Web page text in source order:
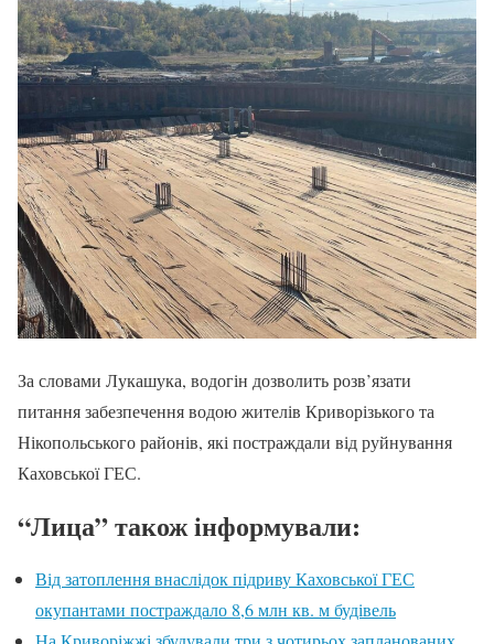
За словами Лукашука, водогін дозволить розв’язати
питання забезпечення водою жителів Криворізького та
Нікопольського районів, які постраждали від руйнування
Каховської ГЕС.
“Лица” також інформували:
Від затоплення внаслідок підриву Каховської ГЕС
окупантами постраждало 8,6 млн кв. м будівель